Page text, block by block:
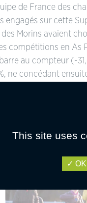
de France des
engagés sur cette
Morins avaient
compétitions en As
au compteur (-
ne concédant
Lebourgeois et
This site uses